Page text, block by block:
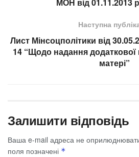
МОН від 01.11.2013
Наступна
Лист Мінсоцполітики від
14 “Щодо надання додаткової
матері”
Залишити відповідь
Ваша e-mail адреса не
поля позначені *